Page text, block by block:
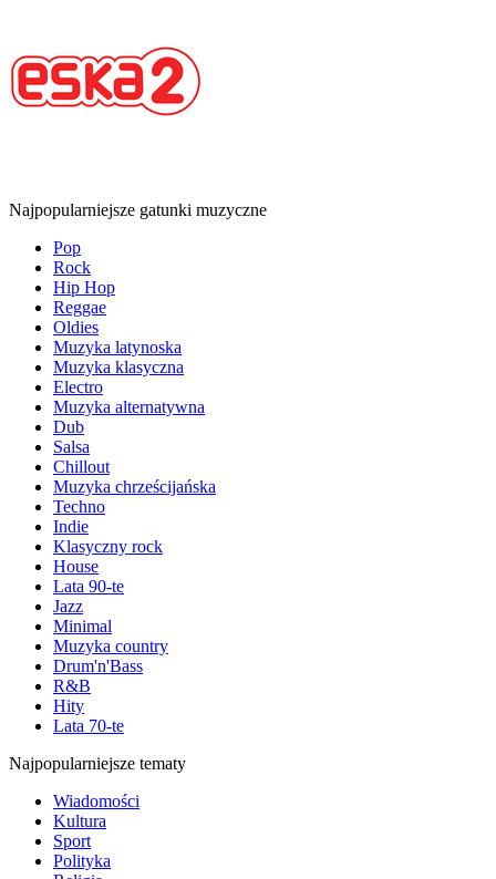
Najpopularniejsze gatunki muzyczne
Pop
Rock
Hip Hop
Reggae
Oldies
Muzyka latynoska
Muzyka klasyczna
Electro
Muzyka alternatywna
Dub
Salsa
Chillout
Muzyka chrześcijańska
Techno
Indie
Klasyczny rock
House
Lata 90-te
Jazz
Minimal
Muzyka country
Drum'n'Bass
R&B
Hity
Lata 70-te
Najpopularniejsze tematy
Wiadomości
Kultura
Sport
Polityka